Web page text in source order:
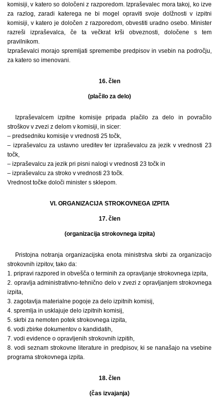
komisiji, v katero so določeni z razporedom. Izpraševalec mora takoj, ko izve
za razlog, zaradi katerega ne bi mogel opraviti svoje dolžnosti v izpitni
komisiji, v katero je določen z razporedom, obvestiti uradno osebo. Minister
razreši izpraševalca, če ta večkrat krši obveznosti, določene s tem
pravilnikom.
Izpraševalci morajo spremljati spremembe predpisov in vsebin na področju,
za katero so imenovani.
16. člen
(plačilo za delo)
Izpraševalcem izpitne komisije pripada plačilo za delo in povračilo
stroškov v zvezi z delom v komisiji, in sicer:
– predsedniku komisije v vrednosti 25 točk,
– izpraševalcu za ustavno ureditev ter izpraševalcu za jezik v vrednosti 23
točk,
– izpraševalcu za jezik pri pisni nalogi v vrednosti 23 točk in
– izpraševalcu za stroko v vrednosti 23 točk.
Vrednost točke določi minister s sklepom.
VI. ORGANIZACIJA STROKOVNEGA IZPITA
17. člen
(organizacija strokovnega izpita)
Pristojna notranja organizacijska enota ministrstva skrbi za organizacijo
strokovnih izpitov, tako da:
1. pripravi razpored in obvešča o terminih za opravljanje strokovnega izpita,
2. opravlja administrativno-tehnično delo v zvezi z opravljanjem strokovnega
izpita,
3. zagotavlja materialne pogoje za delo izpitnih komisij,
4. spremlja in usklajuje delo izpitnih komisij,
5. skrbi za nemoten potek strokovnega izpita,
6. vodi zbirke dokumentov o kandidatih,
7. vodi evidence o opravljenih strokovnih izpitih,
8. vodi seznam strokovne literature in predpisov, ki se nanašajo na vsebine
programa strokovnega izpita.
18. člen
(čas izvajanja)